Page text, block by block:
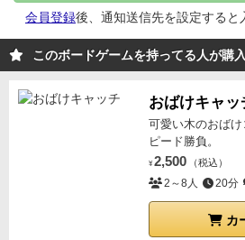
会員登録後、通知送信先を設定すると
このボードゲームを持ってる人が購
おばけキャッ
可愛い木のおば
ピード勝負。
¥ 2,500 （税込）
2～8人 20分
カ